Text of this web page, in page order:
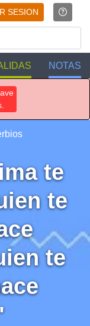
SESION
NOTAS
te
te
te